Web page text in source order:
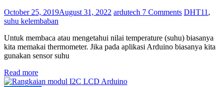
October 25, 2019August 31, 2022 ardutech 7 Comments DHT11 ,
suhu kelembaban
Untuk membaca atau mengetahui nilai temperature (suhu) biasanya
kita memakai thermometer. Jika pada aplikasi Arduino biasanya kita
gunakan sensor suhu
Read more